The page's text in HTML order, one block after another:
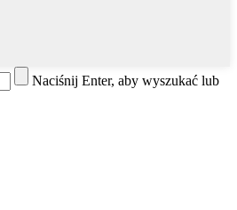
Naciśnij Enter, aby wyszukać lub